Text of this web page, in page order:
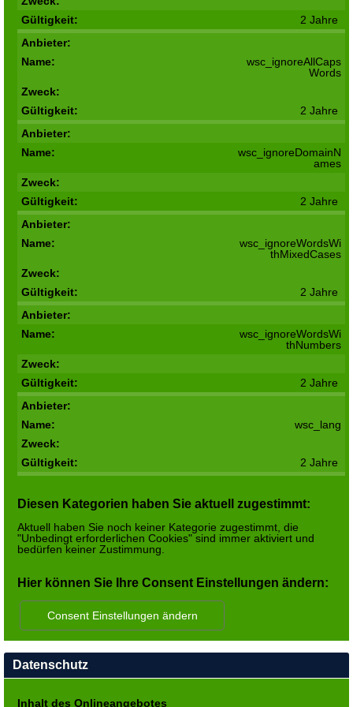
2 Jahre
wsc_ignoreAllCaps
Words
2 Jahre
wsc_ignoreDomainN
ames
2 Jahre
wsc_ignoreWordsWi
thMixedCases
2 Jahre
wsc_ignoreWordsWi
thNumbers
2 Jahre
wsc_lang
2 Jahre
Diesen Kategorien haben Sie aktuell zugestimmt:
Aktuell haben Sie noch keiner Kategorie zugestimmt, die
"Unbedingt erforderlichen Cookies" sind immer aktiviert und
bedürfen keiner Zustimmung.
Hier können Sie Ihre Consent Einstellungen ändern:
Datenschutz
Inhalt des Onlineangebotes